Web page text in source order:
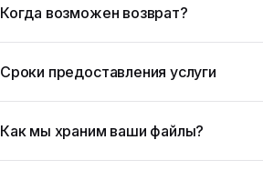
Когда возможен возврат?
Сроки предоставления услуги
Как мы храним ваши файлы?